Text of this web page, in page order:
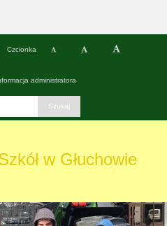
Czcionka
administratora
w Głuchowie